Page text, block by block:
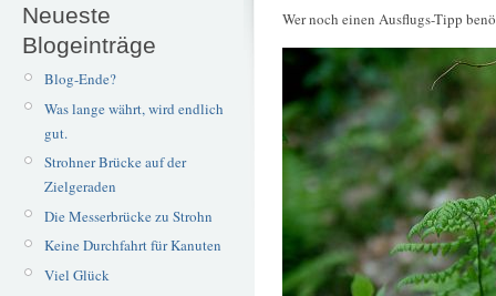
Neueste
Blogeinträge
Blog-Ende?
Was lange währt, wird endlich
gut.
Strohner Brücke auf der
Zielgeraden
Die Messerbrücke zu Strohn
Keine Durchfahrt für Kanuten
Viel Glück
Wer noch einen Ausflugs-Tipp